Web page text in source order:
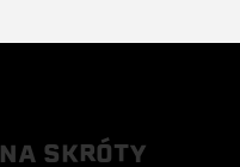
NA SKRÓTY